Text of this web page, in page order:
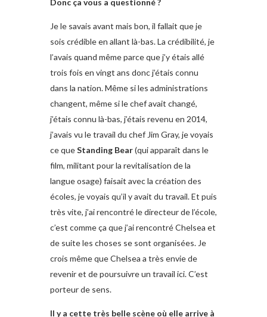
Je le savais avant mais bon, il fallait que je
sois crédible en allant là-bas. La crédibilité, je
l’avais quand même parce que j’y étais allé
trois fois en vingt ans donc j’étais connu
dans la nation. Même si les administrations
changent, même si le chef avait changé,
j’étais connu là-bas, j’étais revenu en 2014,
j’avais vu le travail du chef Jim Gray, je voyais
ce queStanding Bear(qui apparaît dans le
film, militant pour la revitalisation de la
langue osage) faisait avec la création des
écoles, je voyais qu’il y avait du travail. Et puis
très vite, j’ai rencontré le directeur de l’école,
c’est comme ça que j’ai rencontré Chelsea et
de suite les choses se sont organisées. Je
crois même que Chelsea a très envie de
revenir et de poursuivre un travail ici. C’est
porteur de sens.
Il y a cette très belle scène où elle arrive à